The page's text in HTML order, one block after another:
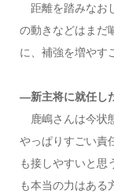
距離を踏みなお
の動きなどはまだ
に、補強を増やす
―新主将に就任し
鹿嶋さんは今状
やっぱりすごい責
も接しやすいと思
も本当の力はある